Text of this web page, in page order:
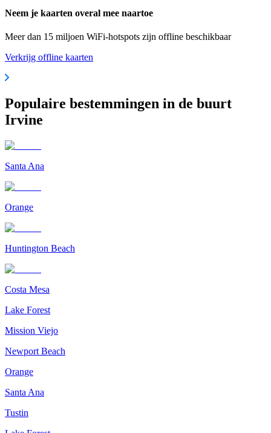
Neem je kaarten overal mee naartoe
Meer dan 15 miljoen WiFi-hotspots zijn offline beschikbaar
Verkrijg offline kaarten
Populaire bestemmingen in de buurt
Irvine
Santa Ana
Orange
Huntington Beach
Costa Mesa
Lake Forest
Mission Viejo
Newport Beach
Orange
Santa Ana
Tustin